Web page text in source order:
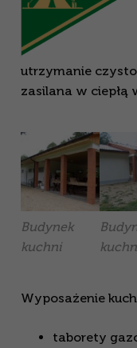
utrzymanie
zasilana w ciepłą
Budynek
kuchni
Wyposażenie
taborety